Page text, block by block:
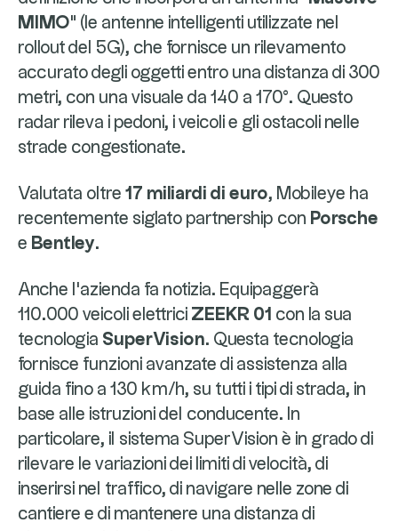
MIMO" (le antenne intelligenti utilizzate nel
rollout del 5G), che fornisce un rilevamento
accurato degli oggetti entro una distanza di 300
metri, con una visuale da 140 a 170°. Questo
radar rileva i pedoni, i veicoli e gli ostacoli nelle
strade congestionate.
Valutata oltre 17 miliardi di euro, Mobileye ha
recentemente siglato partnership con Porsche
e Bentley.
Anche l'azienda fa notizia. Equipaggerà
110.000 veicoli elettrici ZEEKR 01 con la sua
tecnologia SuperVision. Questa tecnologia
fornisce funzioni avanzate di assistenza alla
guida fino a 130 km/h, su tutti i tipi di strada, in
base alle istruzioni del conducente. In
particolare, il sistema SuperVision è in grado di
rilevare le variazioni dei limiti di velocità, di
inserirsi nel traffico, di navigare nelle zone di
cantiere e di mantenere una distanza di